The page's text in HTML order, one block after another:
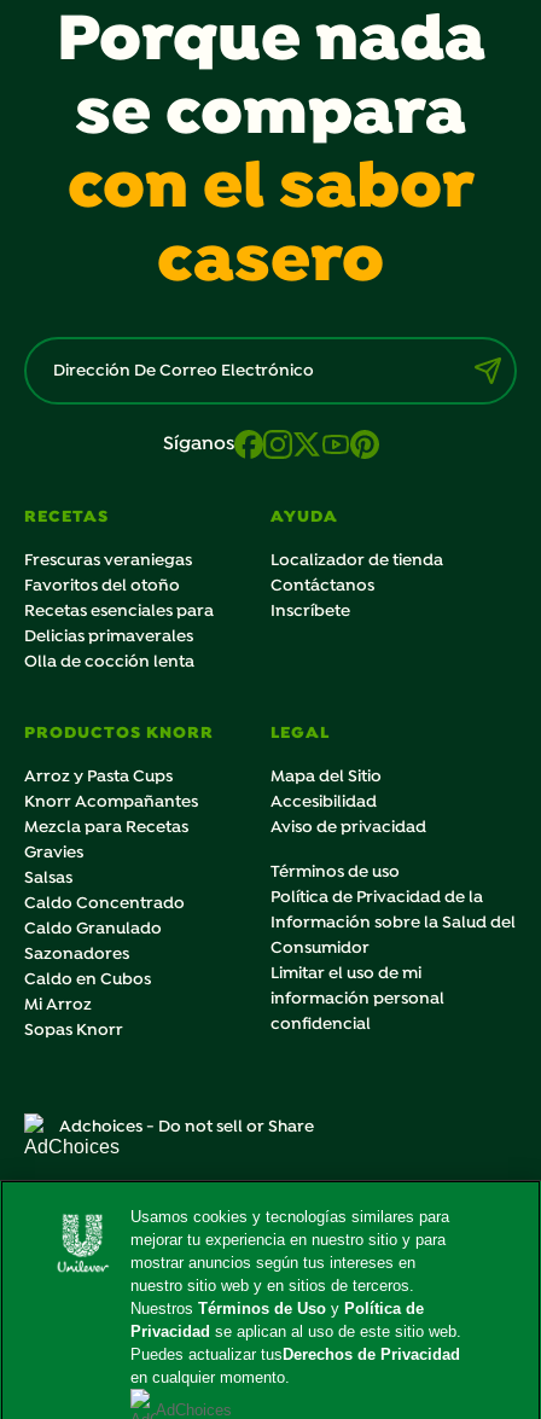
Porque nada
se compara
con el sabor
casero
Síganos
RECETAS
Frescuras veraniegas
Favoritos del otoño
Recetas esenciales para
Delicias primaverales
Olla de cocción lenta
AYUDA
Localizador de tienda
Contáctanos
Inscríbete
PRODUCTOS KNORR
Arroz y Pasta Cups
Knorr Acompañantes
Mezcla para Recetas
Gravies
Salsas
Caldo Concentrado
Caldo Granulado
Sazonadores
Caldo en Cubos
Mi Arroz
Sopas Knorr
LEGAL
Mapa del Sitio
Accesibilidad
Aviso de privacidad
Términos de uso
Política de Privacidad de la
Información sobre la Salud del
Consumidor
Limitar el uso de mi
información personal
confidencial
Adchoices - Do not sell or Share
© 2026 Unilever. Todos los derechos reservados.
Este sitio web está dirigido exclusivamente a los
consumidores estadounidenses de productos y servicios de
Unilever United States.
Este sitio web no está dirigido a consumidores radicados
fuera de Estados Unidos.
Usamos cookies y tecnologías similares para
mejorar tu experiencia en nuestro sitio y para
mostrar anuncios según tus intereses en
nuestro sitio web y en sitios de terceros.
NuestrosTérminos de Uso y Política de
Privacidadse aplican al uso de este sitio web.
Puedes actualizar tus Derechos de Privacidad
en cualquier momento.
AdChoices